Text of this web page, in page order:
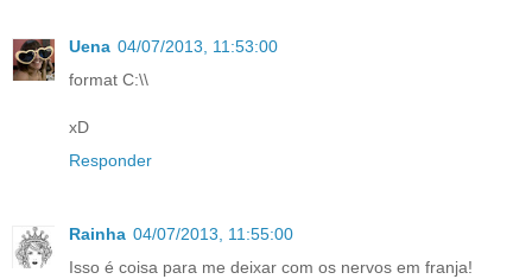
Uena 04/07/2013, 11:53:00
format C:\\
xD
Responder
Rainha 04/07/2013, 11:55:00
Isso é coisa para me deixar com os nervos em franja!